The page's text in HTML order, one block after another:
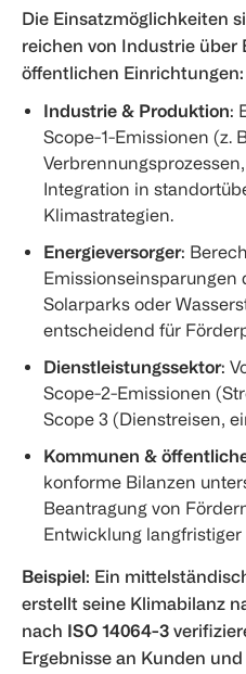
Die Einsatzmöglichkeiten
reichen von Industrie über
öffentlichen Einrichtungen:
Industrie & Produktion:
Scope-1-Emissionen (z.
Integration in
Klimastrategien.
Energieversorger:
Emissionseinsparungen
Solarparks oder
entscheidend für
Dienstleistungssektor:
Scope-2-Emissionen
Scope 3 (Dienstreisen,
Kommunen &
konforme Bilanzen
Beantragung von
Entwicklung
Beispiel: Ein
erstellt seine Klimabilanz
nach ISO 14064-3
Ergebnisse an Kunden